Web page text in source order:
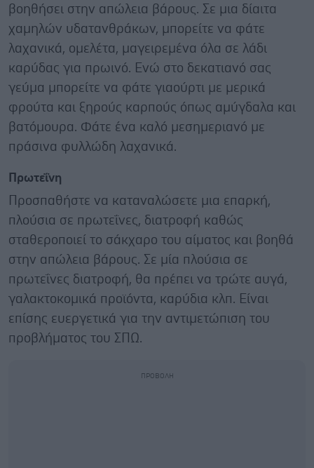
βοηθήσει στην απώλεια βάρους. Σε μια δίαιτα
χαμηλών υδατανθράκων, μπορείτε να φάτε
λαχανικά, ομελέτα, μαγειρεμένα όλα σε λάδι
καρύδας για πρωινό. Ενώ στο δεκατιανό σας
γεύμα μπορείτε να φάτε γιαούρτι με μερικά
φρούτα και ξηρούς καρπούς όπως αμύγδαλα και
βατόμουρα. Φάτε ένα καλό μεσημεριανό με
πράσινα φυλλώδη λαχανικά.
Πρωτεΐνη
Προσπαθήστε να καταναλώσετε μια επαρκή,
πλούσια σε πρωτεΐνες, διατροφή καθώς
σταθεροποιεί το σάκχαρο του αίματος και βοηθά
στην απώλεια βάρους. Σε μία πλούσια σε
πρωτεΐνες διατροφή, θα πρέπει να τρώτε αυγά,
γαλακτοκομικά προϊόντα, καρύδια κλπ. Είναι
επίσης ευεργετικά για την αντιμετώπιση του
προβλήματος του ΣΠΩ.